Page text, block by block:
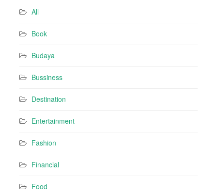
All
Book
Budaya
Bussiness
Destination
Entertainment
Fashion
Financial
Food